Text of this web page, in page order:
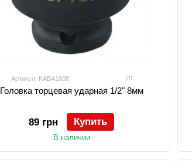
Артикул: KABA1608 20
Головка торцевая ударная 1/2" 8мм
89 грн Купить
В наличии